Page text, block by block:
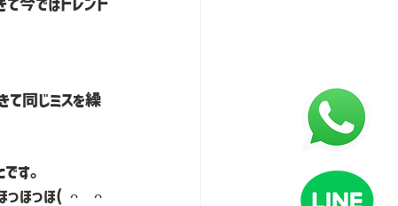
今ではトレンド
て同じミスを繰
す。
っほっほ( ᴖ  ᴖ